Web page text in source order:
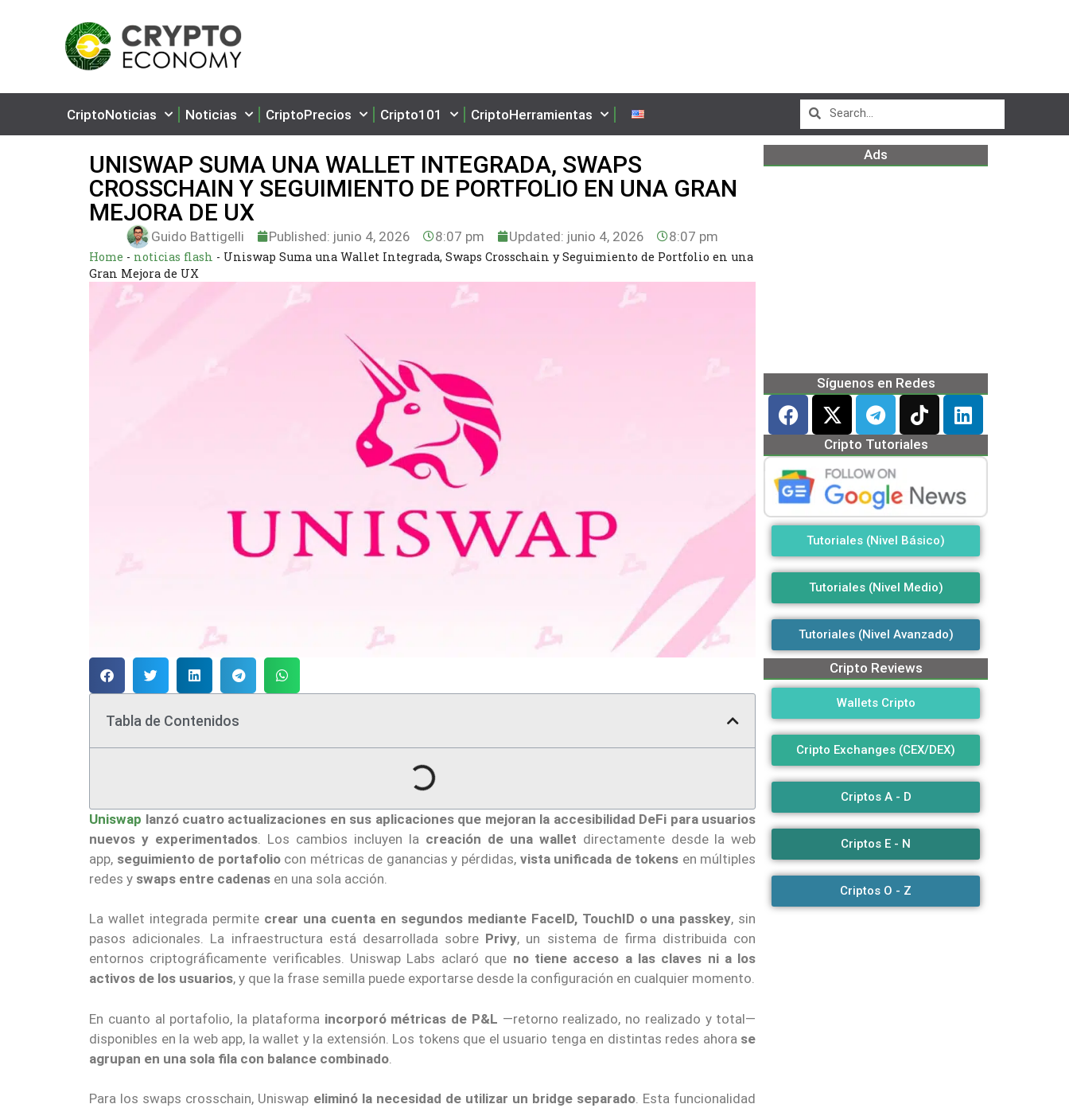
CriptoNoticias Noticias CriptoPrecios Cripto101 CriptoHerramientas
UNISWAP SUMA UNA WALLET INTEGRADA, SWAPS
CROSSCHAIN Y SEGUIMIENTO DE PORTFOLIO EN UNA GRAN
MEJORA DE UX
Guido Battigelli Published: junio 4, 2026 8:07 pm Updated: junio 4, 2026 8:07 pm
Home - noticias flash - Uniswap Suma una Wallet Integrada, Swaps Crosschain y Seguimiento de Portfolio en una
Gran Mejora de UX
Tabla de Contenidos
Uniswap lanzó cuatro actualizaciones en sus aplicaciones que mejoran la accesibilidad DeFi para usuarios
nuevos y experimentados. Los cambios incluyen la creación de una wallet directamente desde la web
app, seguimiento de portafoliocon métricas de ganancias y pérdidas, vista unificada de tokens en múltiples
redes y swaps entre cadenas en una sola acción.
La wallet integrada permite crear una cuenta en segundos mediante FaceID, TouchID o una passkey, sin
pasos adicionales. La infraestructura está desarrollada sobre Privy, un sistema de firma distribuida con
entornos criptográficamente verificables. Uniswap Labs aclaró que no tiene acceso a las claves ni a los
activos de los usuarios, y que la frase semilla puede exportarse desde la configuración en cualquier momento.
En cuanto al portafolio, la plataforma incorporó métricas de P&L —retorno realizado, no realizado y total—
disponibles en la web app, la wallet y la extensión. Los tokens que el usuario tenga en distintas redes ahora se
agrupan en una sola fila con balance combinado
Para los swaps crosschain, Uniswap eliminó la necesidad de utilizar un bridge separado. Esta funcionalidad
Ads
Síguenos en Redes
Cripto Tutoriales
Tutoriales (Nivel Básico)
Tutoriales (Nivel Medio)
Tutoriales (Nivel Avanzado)
Cripto Reviews
Wallets Cripto
Cripto Exchanges (CEX/DEX)
Criptos A - D
Criptos E - N
Criptos O - Z